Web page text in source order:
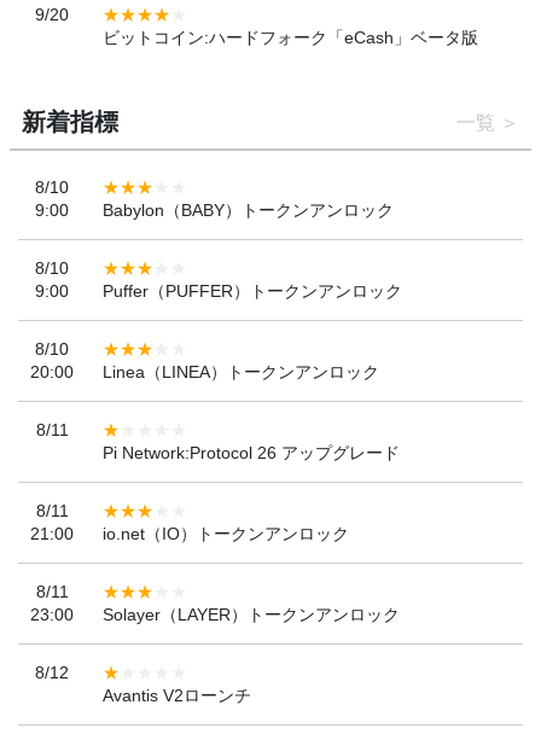
9/20
ビットコイン:ハードフォーク「eCash」ベータ版
新着指標 一覧
8/10
9:00
Babylon（BABY）トークンアンロック
8/10
9:00
Puffer（PUFFER）トークンアンロック
8/10
20:00
Linea（LINEA）トークンアンロック
8/11
Pi Network:Protocol 26 アップグレード
8/11
21:00
io.net（IO）トークンアンロック
8/11
23:00
Solayer（LAYER）トークンアンロック
8/12
Avantis V2ローンチ